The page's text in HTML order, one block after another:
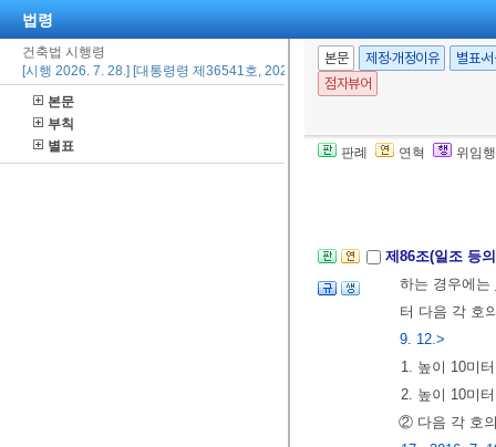
법령
건축법 시행령
[시행 2026. 7. 28.] [대통령령 제36541호, 2026. 7. 28., 일부개정]
본문
부칙
별표
본문 제정·개정이유
별표·
점자뷰어
판례 연혁 위임
제84조 삭제
제86조(일조 등
하는 경우에는
터 다음 각 호
9. 12.>
1. 높이 10미
2. 높이 10미
② 다음 각 호